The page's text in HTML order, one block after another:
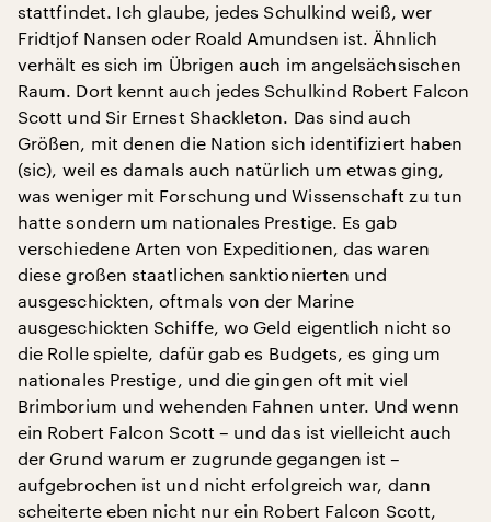
stattfindet. Ich glaube, jedes Schulkind weiß, wer
Fridtjof Nansen oder Roald Amundsen ist. Ähnlich
verhält es sich im Übrigen auch im angelsächsischen
Raum. Dort kennt auch jedes Schulkind Robert Falcon
Scott und Sir Ernest Shackleton. Das sind auch
Größen, mit denen die Nation sich identifiziert haben
(sic), weil es damals auch natürlich um etwas ging,
was weniger mit Forschung und Wissenschaft zu tun
hatte sondern um nationales Prestige. Es gab
verschiedene Arten von Expeditionen, das waren
diese großen staatlichen sanktionierten und
ausgeschickten, oftmals von der Marine
ausgeschickten Schiffe, wo Geld eigentlich nicht so
die Rolle spielte, dafür gab es Budgets, es ging um
nationales Prestige, und die gingen oft mit viel
Brimborium und wehenden Fahnen unter. Und wenn
ein Robert Falcon Scott – und das ist vielleicht auch
der Grund warum er zugrunde gegangen ist –
aufgebrochen ist und nicht erfolgreich war, dann
scheiterte eben nicht nur ein Robert Falcon Scott,